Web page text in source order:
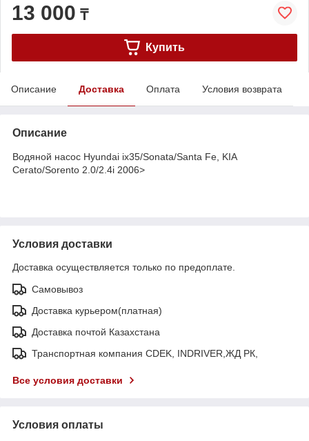
13 000 ₸
Купить
Описание Доставка Оплата Условия возврата
Описание
Водяной насос Hyundai ix35/Sonata/Santa Fe, KIA
Cerato/Sorento 2.0/2.4i 2006>
Условия доставки
Доставка осуществляется только по предоплате.
Самовывоз
Доставка курьером(платная)
Доставка почтой Казахстана
Транспортная компания CDEK, INDRIVER,ЖД РК,
Все условия доставки
Условия оплаты